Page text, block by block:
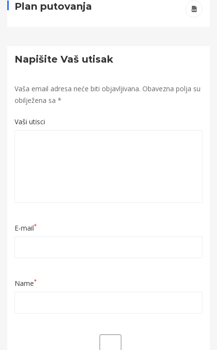
Plan putovanja
Napišite Vaš utisak
Vaša email adresa neće biti objavljivana. Obavezna polja su
obilježena sa *
Vaši utisci
E-mail*
Name*